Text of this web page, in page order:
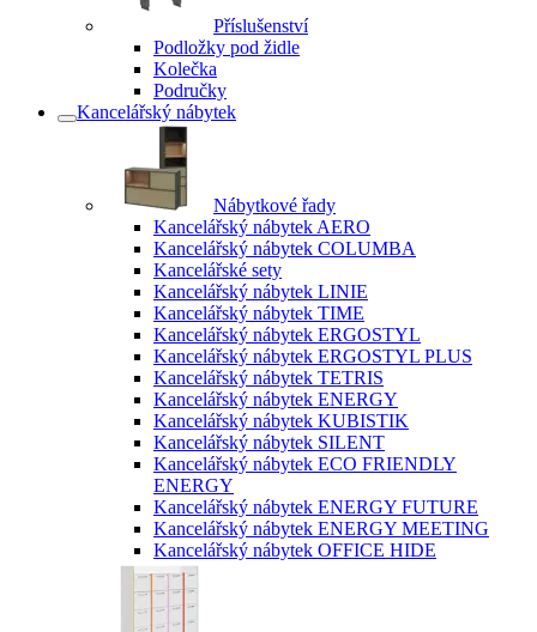
Příslušenství
Podložky pod židle
Kolečka
Područky
Kancelářský nábytek
Nábytkové řady
Kancelářský nábytek AERO
Kancelářský nábytek COLUMBA
Kancelářské sety
Kancelářský nábytek LINIE
Kancelářský nábytek TIME
Kancelářský nábytek ERGOSTYL
Kancelářský nábytek ERGOSTYL PLUS
Kancelářský nábytek TETRIS
Kancelářský nábytek ENERGY
Kancelářský nábytek KUBISTIK
Kancelářský nábytek SILENT
Kancelářský nábytek ECO FRIENDLY
ENERGY
Kancelářský nábytek ENERGY FUTURE
Kancelářský nábytek ENERGY MEETING
Kancelářský nábytek OFFICE HIDE